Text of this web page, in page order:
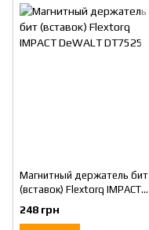
Магнитный держатель бит
(вставок) Flextorq IMPACT
DeWALT DT7525
248 грн